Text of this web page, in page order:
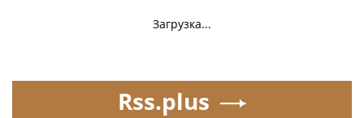
Загрузка...
Rss.plus